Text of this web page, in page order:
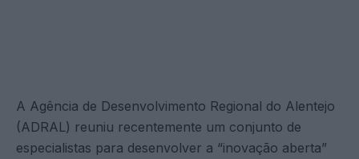
A Agência de Desenvolvimento Regional do Alentejo
(ADRAL) reuniu recentemente um conjunto de
especialistas para desenvolver a “inovação aberta”